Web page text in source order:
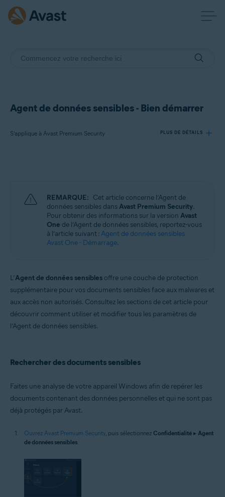
Agent de données sensibles - Bien démarrer
S’applique à Avast Premium Security PLUS DE DÉTAILS
Systèmes d'exploitation:
REMARQUE: Cet article concerne l’Agent de
données sensibles dansAvast Premium Security.
Pour obtenir des informations sur la version Avast
One de l’Agent de données sensibles, reportez-vous
à l’article suivant : Agent de données sensibles
Avast One - Démarrage.
L’Agent de données sensibles offre une couche de protection
supplémentaire pour vos documents sensibles face aux malwares et
aux accès non autorisés. Consultez les sections de cet article pour
découvrir comment utiliser et modifier tous les paramètres de
l’Agent de données sensibles.
Rechercher des documents sensibles
Faites une analyse de votre appareil Windows afin de repérer les
documents contenant des données personnelles et qui ne sont pas
déjà protégés par Avast.
Ouvrez Avast Premium Security, puis sélectionnez Confidentialité ▸ Agent
de données sensibles.